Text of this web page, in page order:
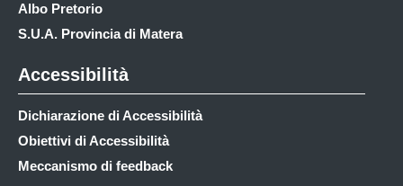
Albo Pretorio
S.U.A. Provincia di Matera
Accessibilità
Dichiarazione di Accessibilità
Obiettivi di Accessibilità
Meccanismo di feedback